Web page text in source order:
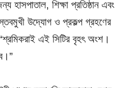
হাসপাতাল, শিক্ষা প্রতিষ্ঠান এবং
উদ্যোগ ও প্রকল্প গ্রহণের
এই সিটির বৃহৎ অংশ।